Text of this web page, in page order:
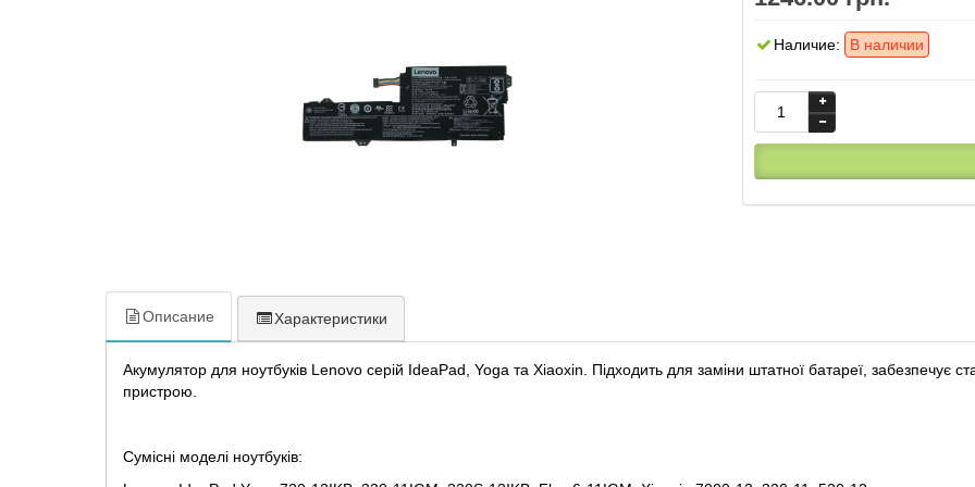
Наличие: В наличии
Описание Характеристики
Акумулятор для ноутбуків Lenovo серій IdeaPad, Yoga та Xiaoxin. Підходить для заміни штатної батареї, забезпечує
пристрою.
Сумісні моделі ноутбуків: